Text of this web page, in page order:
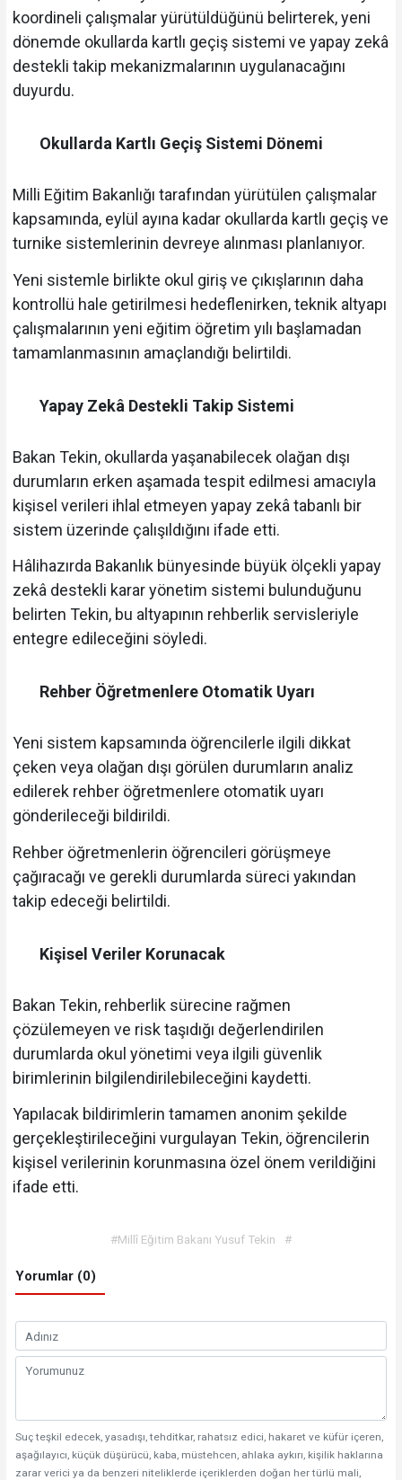
koordineli çalışmalar yürütüldüğünü belirterek, yeni
dönemde okullarda kartlı geçiş sistemi ve yapay zekâ
destekli takip mekanizmalarının uygulanacağını
duyurdu.
Okullarda Kartlı Geçiş Sistemi Dönemi
Milli Eğitim Bakanlığı tarafından yürütülen çalışmalar
kapsamında, eylül ayına kadar okullarda kartlı geçiş ve
turnike sistemlerinin devreye alınması planlanıyor.
Yeni sistemle birlikte okul giriş ve çıkışlarının daha
kontrollü hale getirilmesi hedeflenirken, teknik altyapı
çalışmalarının yeni eğitim öğretim yılı başlamadan
tamamlanmasının amaçlandığı belirtildi.
Yapay Zekâ Destekli Takip Sistemi
Bakan Tekin, okullarda yaşanabilecek olağan dışı
durumların erken aşamada tespit edilmesi amacıyla
kişisel verileri ihlal etmeyen yapay zekâ tabanlı bir
sistem üzerinde çalışıldığını ifade etti.
Hâlihazırda Bakanlık bünyesinde büyük ölçekli yapay
zekâ destekli karar yönetim sistemi bulunduğunu
belirten Tekin, bu altyapının rehberlik servisleriyle
entegre edileceğini söyledi.
Rehber Öğretmenlere Otomatik Uyarı
Yeni sistem kapsamında öğrencilerle ilgili dikkat
çeken veya olağan dışı görülen durumların analiz
edilerek rehber öğretmenlere otomatik uyarı
gönderileceği bildirildi.
Rehber öğretmenlerin öğrencileri görüşmeye
çağıracağı ve gerekli durumlarda süreci yakından
takip edeceği belirtildi.
Kişisel Veriler Korunacak
Bakan Tekin, rehberlik sürecine rağmen
çözülemeyen ve risk taşıdığı değerlendirilen
durumlarda okul yönetimi veya ilgili güvenlik
birimlerinin bilgilendirilebileceğini kaydetti.
Yapılacak bildirimlerin tamamen anonim şekilde
gerçekleştirileceğini vurgulayan Tekin, öğrencilerin
kişisel verilerinin korunmasına özel önem verildiğini
ifade etti.
#Millî Eğitim Bakanı Yusuf Tekin #
Yorumlar (0)
Suç teşkil edecek, yasadışı, tehditkar, rahatsız edici, hakaret ve küfür içeren,
aşağılayıcı, küçük düşürücü, kaba, müstehcen, ahlaka aykırı, kişilik haklarına
zarar verici ya da benzeri niteliklerde içeriklerden doğan her türlü mali,